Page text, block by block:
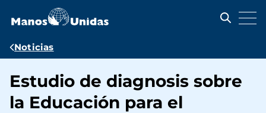
contenido
Ruta
navegación
Noticias
Estudio de diagnosis sobre
la Educación para el